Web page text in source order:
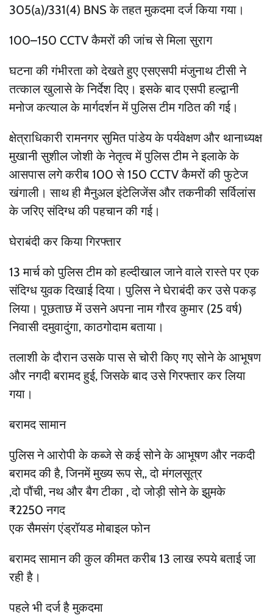
305(a)/331(4) BNS के तहत मुकदमा दर्ज किया गया।
100–150 CCTV कैमरों की जांच से मिला सुराग
घटना की गंभीरता को देखते हुए एसएसपी मंजुनाथ टीसी ने
तत्काल खुलासे के निर्देश दिए। इसके बाद एसपी हल्द्वानी
मनोज कत्याल के मार्गदर्शन में पुलिस टीम गठित की गई।
क्षेत्राधिकारी रामनगर सुमित पांडेय के पर्यवेक्षण और थानाध्यक्ष
मुखानी सुशील जोशी के नेतृत्व में पुलिस टीम ने इलाके के
आसपास लगे करीब 100 से 150 CCTV कैमरों की फुटेज
खंगाली। साथ ही मैनुअल इंटेलिजेंस और तकनीकी सर्विलांस
के जरिए संदिग्ध की पहचान की गई।
घेराबंदी कर किया गिरफ्तार
13 मार्च को पुलिस टीम को हल्दीखाल जाने वाले रास्ते पर एक
संदिग्ध युवक दिखाई दिया। पुलिस ने घेराबंदी कर उसे पकड़
लिया। पूछताछ में उसने अपना नाम गौरव कुमार (25 वर्ष)
निवासी दमुवादुंगा, काठगोदाम बताया।
तलाशी के दौरान उसके पास से चोरी किए गए सोने के आभूषण
और नगदी बरामद हुई, जिसके बाद उसे गिरफ्तार कर लिया
गया।
बरामद सामान
पुलिस ने आरोपी के कब्जे से कई सोने के आभूषण और नकदी
बरामद की है, जिनमें मुख्य रूप से,, दो मंगलसूत्र
,दो पौंची, नथ और बैग टीका , दो जोड़ी सोने के झुमके
₹2250 नगद
एक सैमसंग एंड्रॉयड मोबाइल फोन
बरामद सामान की कुल कीमत करीब 13 लाख रुपये बताई जा
रही है।
पहले भी दर्ज है मुकदमा